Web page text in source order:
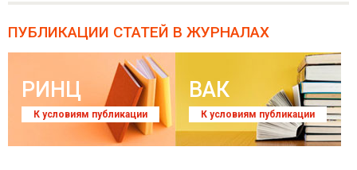
ПУБЛИКАЦИИ СТАТЕЙ В ЖУРНАЛАХ
РИНЦ
К условиям публикации
ВАК
К условиям публикации